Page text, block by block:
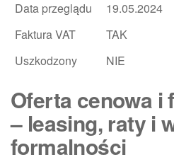
Data przeglądu
19.05.2024
Faktura VAT
TAK
Uszkodzony
NIE
Oferta cenowa i
– leasing, raty i
formalności